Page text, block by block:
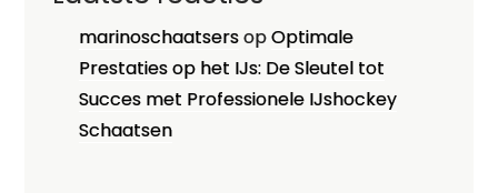
marinoschaatsersopOptimale
Prestaties op het IJs: De Sleutel tot
Succes met Professionele IJshockey
Schaatsen